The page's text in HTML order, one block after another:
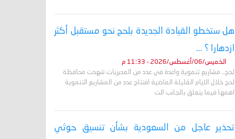
هل ستخطو القيادة الجديدة بلحج نحو مستقبل أكثر
ازدهارا ؟ ...
الخميس/06/أغسطس/2026 - 11:33 م
لحج.. مشاريع تنموية واعدة في عدد من المديريات شهدت محافظة
لحج خلال الايام القليلة الماضية افتتاح عدد من المشاريع التنموية
اهمها فيما يتعلق بالجانب الت
تحذير عاجل من السعودية بشأن تنسيق حوثي